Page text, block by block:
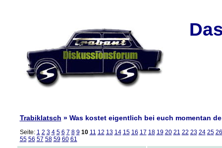
Trabiklatsch » Was kostet eigentlich bei euch momentan
Seite: 1 2 3 4 5 6 7 8 9 10 11 12 13 14 15 16 17 18 19 20 21 22 23 24 25 26
55 56 57 58 59 60 61